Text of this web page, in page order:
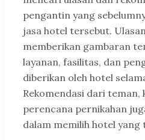
pengantin yang
jasa hotel tersebut.
memberikan gambaran
layanan, fasilitas, dan
diberikan oleh hotel
Rekomendasi dari teman,
perencana pernikahan
dalam memilih hotel yang